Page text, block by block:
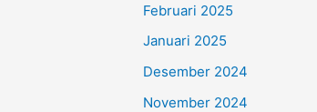
Februari 2025
Januari 2025
Desember 2024
November 2024